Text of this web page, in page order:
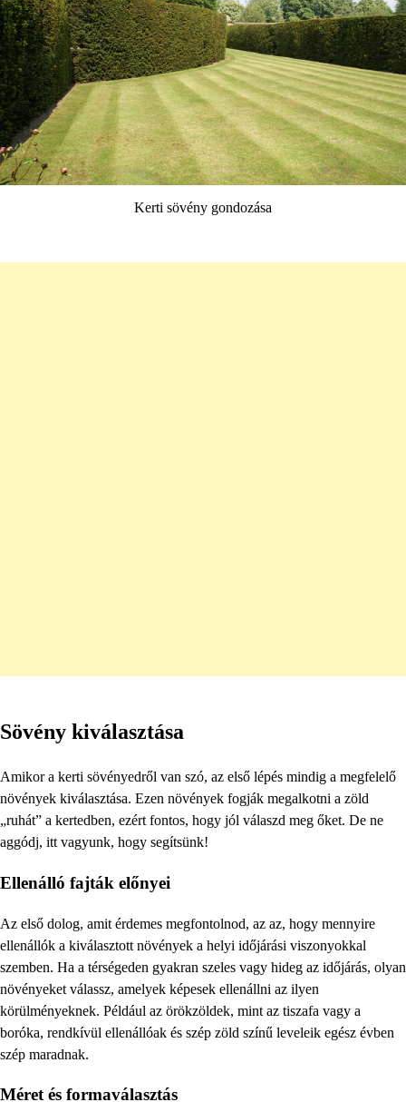
Kerti sövény gondozása
Sövény kiválasztása
Amikor a kerti sövényedről van szó, az első lépés mindig a megfelelő
növények kiválasztása. Ezen növények fogják megalkotni a zöld
„ruhát” a kertedben, ezért fontos, hogy jól válaszd meg őket. De ne
aggódj, itt vagyunk, hogy segítsünk!
Ellenálló fajták előnyei
Az első dolog, amit érdemes megfontolnod, az az, hogy mennyire
ellenállók a kiválasztott növények a helyi időjárási viszonyokkal
szemben. Ha a térségeden gyakran szeles vagy hideg az időjárás, olyan
növényeket válassz, amelyek képesek ellenállni az ilyen
körülményeknek. Például az örökzöldek, mint az tiszafa vagy a
boróka, rendkívül ellenállóak és szép zöld színű leveleik egész évben
szép maradnak.
Méret és formaválasztás